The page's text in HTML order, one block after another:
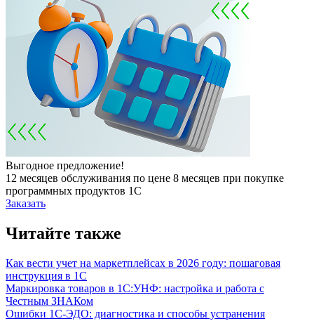
Выгодное предложение!
12 месяцев обслуживания по цене 8 месяцев при покупке
программных продуктов 1С
Заказать
Читайте также
Как вести учет на маркет­плейсах в 2026 году: пошаговая
инструкция в 1С
Маркировка товаров в 1С:УНФ: настройка и работа с
Честным ЗНАКом
Ошибки 1С-ЭДО: диагностика и способы устранения